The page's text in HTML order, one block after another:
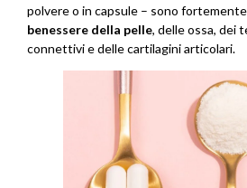
polvere o in capsule – sono
benessere della pelle, delle ossa, dei
connettivi e delle cartilagini articolari.